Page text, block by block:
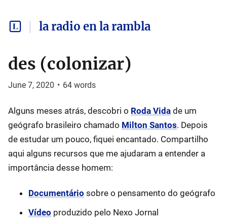
la radio en la rambla
des (colonizar)
June 7, 2020 • 64 words
Alguns meses atrás, descobri o Roda Vida de um
geógrafo brasileiro chamado Milton Santos. Depois
de estudar um pouco, fiquei encantado. Compartilho
aqui alguns recursos que me ajudaram a entender a
importância desse homem:
Documentário sobre o pensamento do geógrafo
Vídeo produzido pelo Nexo Jornal